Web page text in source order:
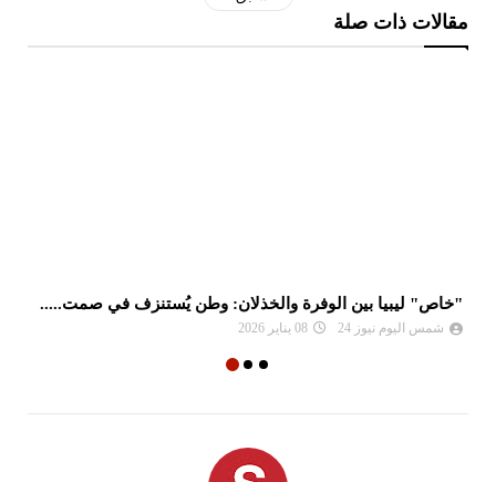
مقالات ذات صلة
"خاص" ليبيا بين الوفرة والخذلان: وطن يُستنزف في صمت.....
شمس اليوم نيوز 24 08 يناير 2026